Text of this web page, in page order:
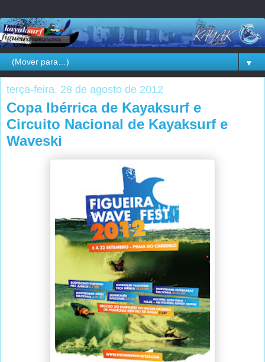
▼
terça-feira, 28 de agosto de 2012
Copa Ibérrica de Kayaksurf e
Circuito Nacional de Kayaksurf e
Waveski